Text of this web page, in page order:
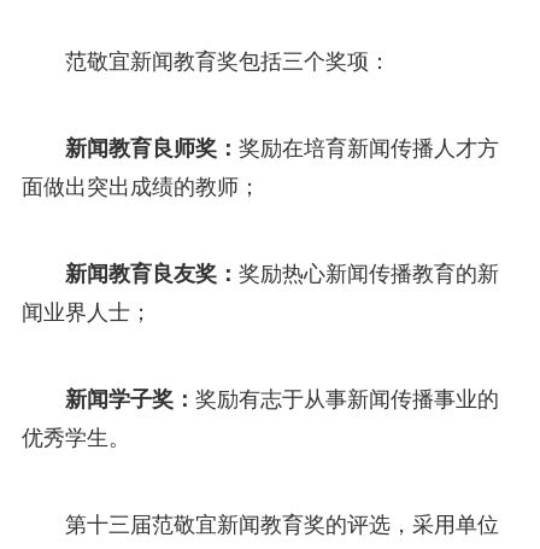
范敬宜新闻教育奖包括三个奖项：
新闻教育良师奖： 奖励在培育新闻传播人才方
面做出突出成绩的教师；
新闻教育良友奖： 奖励热心新闻传播教育的新
闻业界人士；
新闻学子奖： 奖励有志于从事新闻传播事业的
优秀学生。
第十三届范敬宜新闻教育奖的评选，采用单位